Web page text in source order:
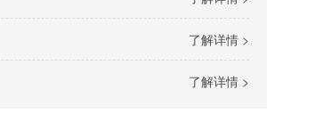
了解详情 >
了解详情 >